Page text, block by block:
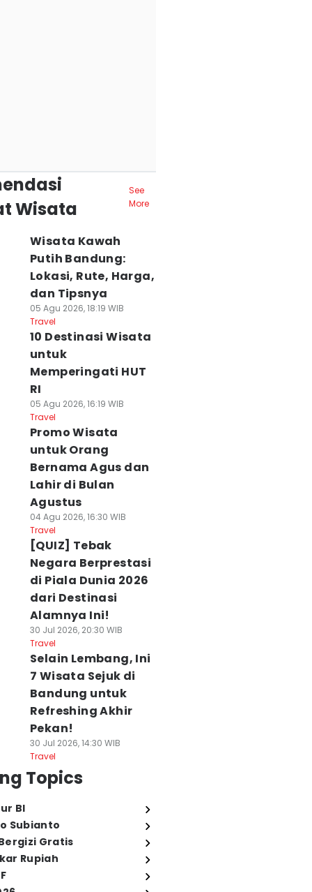
Wisata
See
More
Wisata Kawah
Putih Bandung:
Lokasi, Rute, Harga,
dan Tipsnya
05 Agu 2026, 18:19 WIB
Travel
10 Destinasi Wisata
untuk
Memperingati HUT
RI
05 Agu 2026, 16:19 WIB
Travel
Promo Wisata
untuk Orang
Bernama Agus dan
Lahir di Bulan
Agustus
04 Agu 2026, 16:30 WIB
Travel
[QUIZ] Tebak
Negara Berprestasi
di Piala Dunia 2026
dari Destinasi
Alamnya Ini!
30 Jul 2026, 20:30 WIB
Travel
Selain Lembang, Ini
7 Wisata Sejuk di
Bandung untuk
Refreshing Akhir
Pekan!
30 Jul 2026, 14:30 WIB
Travel
Topics
BI
Subianto
Gratis
Rupiah